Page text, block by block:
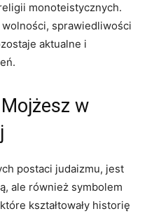
monoteistycznych.
sprawiedliwości‌
aktualne i
⁣w
postaci judaizmu, jest
ale również symbolem
kształtowały ‍historię